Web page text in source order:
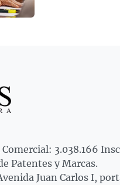
3.038.166
Patentes y Marcas.
Juan Carlos I,